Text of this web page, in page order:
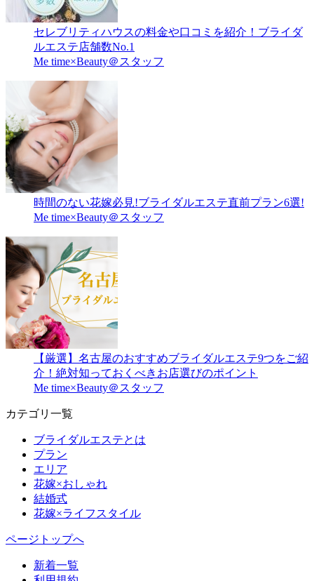
セレブリティハウスの料金や口コミを紹介！ブライダ
ルエステ店舗数No.1
Me time×Beauty＠スタッフ
時間のない花嫁必見!ブライダルエステ直前プラン6選!
Me time×Beauty＠スタッフ
【厳選】名古屋のおすすめブライダルエステ9つをご紹
介！絶対知っておくべきお店選びのポイント
Me time×Beauty＠スタッフ
カテゴリ一覧
ブライダルエステとは
プラン
エリア
花嫁×おしゃれ
結婚式
花嫁×ライフスタイル
ページトップへ
新着一覧